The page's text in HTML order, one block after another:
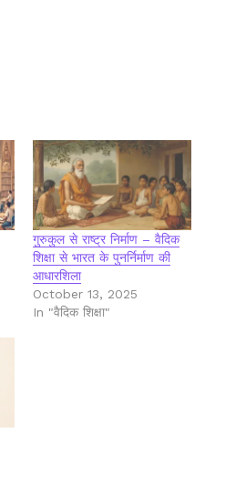
गुरुकुल से राष्ट्र निर्माण – वैदिक
शिक्षा से भारत के पुनर्निर्माण की
आधारशिला
October 13, 2025
In "वैदिक शिक्षा"